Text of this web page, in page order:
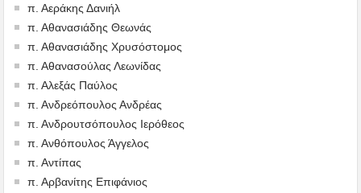
π. Αεράκης Δανιήλ
π. Αθανασιάδης Θεωνάς
π. Αθανασιάδης Χρυσόστομος
π. Αθανασούλας Λεωνίδας
π. Αλεξάς Παύλος
π. Ανδρεόπουλος Ανδρέας
π. Ανδρουτσόπουλος Ιερόθεος
π. Ανθόπουλος Άγγελος
π. Αντίπας
π. Αρβανίτης Επιφάνιος